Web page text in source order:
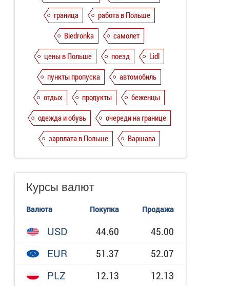
граница
работа в Польше
Biedronka
самолет
цены в Польше
поезд
Lidl
пункты пропуска
автомобиль
отдых
продукты
беженцы
одежда и обувь
очереди на границе
зарплата в Польше
Варшава
Курсы валют
Валюта Покупка Продажа
USD 44.60
45.00
EUR
51.37
52.07
PLZ
12.13 12.13